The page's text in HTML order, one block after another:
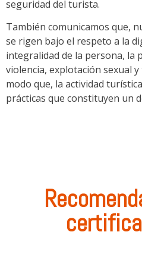
seguridad del turista.
También comunicamos que,
se rigen bajo el respeto a la
integralidad de la persona, la
violencia, explotación sexual
modo que, la actividad
prácticas que constituyen un